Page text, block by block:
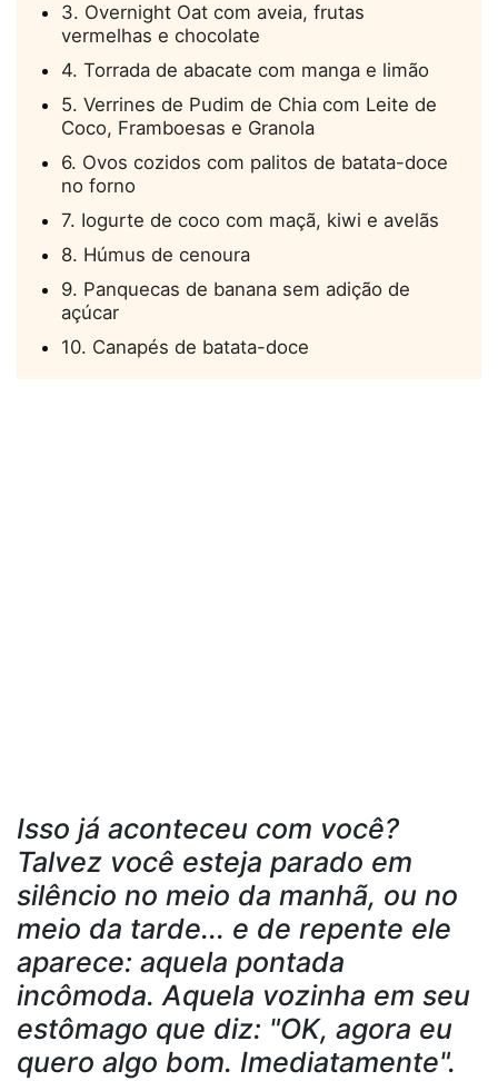
3. Overnight Oat com aveia, frutas
vermelhas e chocolate
4. Torrada de abacate com manga e limão
5. Verrines de Pudim de Chia com Leite de
Coco, Framboesas e Granola
6. Ovos cozidos com palitos de batata-doce
no forno
7. Iogurte de coco com maçã, kiwi e avelãs
8. Húmus de cenoura
9. Panquecas de banana sem adição de
açúcar
10. Canapés de batata-doce
Isso já aconteceu com você?
Talvez você esteja parado em
silêncio no meio da manhã, ou no
meio da tarde... e de repente ele
aparece: aquela pontada
incômoda. Aquela vozinha em seu
estômago que diz: "OK, agora eu
quero algo bom. Imediatamente".